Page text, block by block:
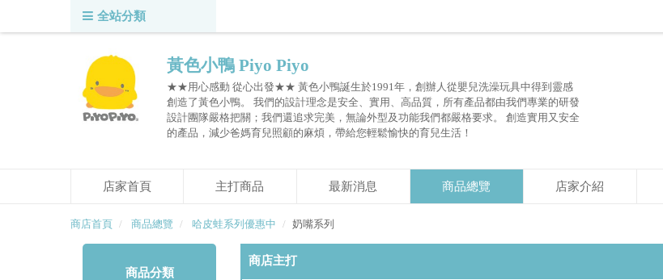
全站分類
黃色小鴨 Piyo Piyo
★★用心感動 從心出發★★ 黃色小鴨誕生於1991年，創辦人從嬰兒洗澡玩具中得到靈感
創造了黃色小鴨。 我們的設計理念是安全、實用、高品質，所有產品都由我們專業的研發
設計團隊嚴格把關；我們還追求完美，無論外型及功能我們都嚴格要求。 創造實用又安全
的產品，減少爸媽育兒照顧的麻煩，帶給您輕鬆愉快的育兒生活！
店家首頁 主打商品 最新消息 商品總覽 店家介紹
商店首頁 商品總覽 哈皮蛙系列優惠中 奶嘴系列
商品分類
商店主打